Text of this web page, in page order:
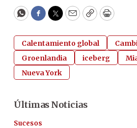
WhatsApp
Facebook
Twitter
EmailCopyPrint
Calentamiento global
Groenlandia
iceberg
Nueva York
Últimas Noticias
Sucesos